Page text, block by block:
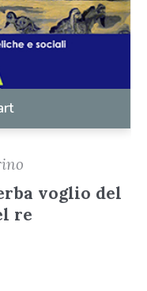
voglio del
re